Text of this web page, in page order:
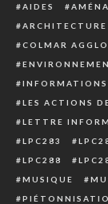
AIDES
ARCHITECTURE
COLMAR
LES ACTIONS
LETTRE
LPC283
LPC288
MUSIQUE